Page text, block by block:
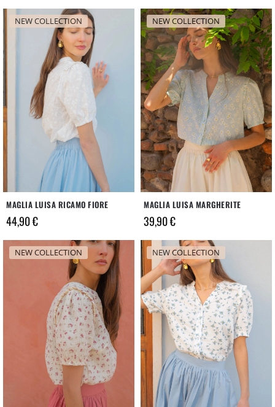
NEW COLLECTION
MAGLIA LUISA RICAMO FIORE
44,90€
NEW COLLECTION
MAGLIA LUISA MARGHERITE
39,90€
NEW COLLECTION NEW COLLECTION